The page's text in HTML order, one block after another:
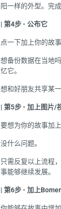
阳一样的外型。完
| 第4步- 公布它
点一下加上你的故
想备份数据在当地吗
忆它。
想和好朋友共享某一
| 第5步- 加上图片/
要想为你的故事加
没什么问题。
只需反复以上流程
事能够继续发展。
| 第6步- 加上